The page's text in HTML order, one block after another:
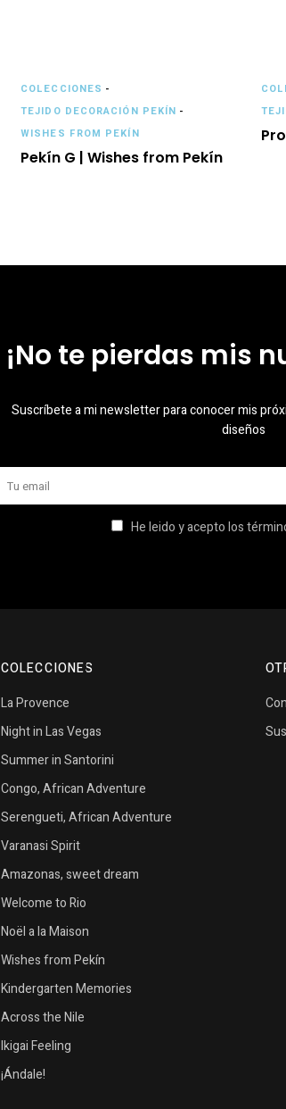
COLECCIONES -
TEJIDO DECORACIÓN PEKÍN -
WISHES FROM PEKÍN
Pekín G | Wishes from Pekín
¡No te pierdas mis
Suscríbete a mi newsletter para conocer mis
diseños
He leido y acepto los
COLECCIONES
La Provence
Night in Las Vegas
Summer in Santorini
Congo, African Adventure
Serengueti, African Adventure
Varanasi Spirit
Amazonas, sweet dream
Welcome to Rio
Noël a la Maison
Wishes from Pekín
Kindergarten Memories
Across the Nile
Ikigai Feeling
¡Ándale!